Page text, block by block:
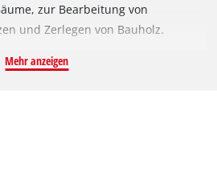
zur Bearbeitung von
und Zerlegen von Bauholz.
Motor bietet mehr Kraft und eine
und 3/8" Kettenteilung
Mehr anzeigen